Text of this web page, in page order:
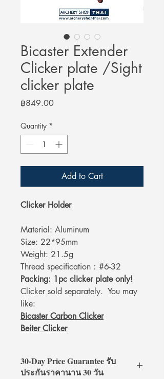
Bicaster Extender
Clicker plate /Sight
clicker plate
฿849.00Price
Quantity *
Add to Cart
Clicker Holder
Material: Aluminum
Size: 22*95mm
Weight: 21.5g
Thread specification：#6-32
Packing: 1pc clicker plate only!
Clicker sold separately. You may
like:
Bicaster Carbon Clicker
Beiter Clicker
30-Day Price Guarantee รับ
ประกันราคานาน 30 วัน